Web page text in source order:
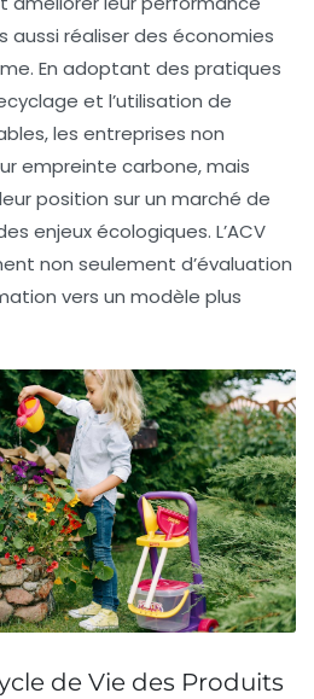
aussi réaliser des économies
En adoptant des pratiques
et l’utilisation de
, les entreprises non
empreinte carbone, mais
position sur un marché de
enjeux écologiques. L’ACV
non seulement d’évaluation
vers un modèle plus
de Vie des Produits